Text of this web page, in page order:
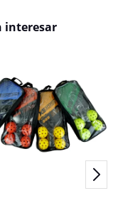
interesar